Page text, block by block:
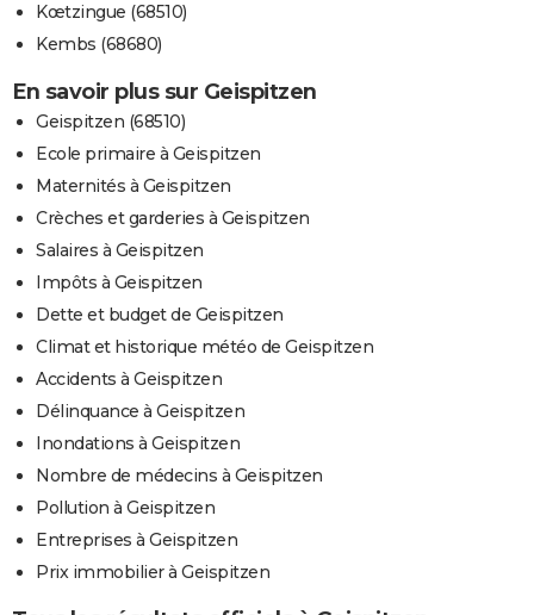
Kœtzingue (68510)
Kembs (68680)
En savoir plus sur Geispitzen
Geispitzen (68510)
Ecole primaire à Geispitzen
Maternités à Geispitzen
Crèches et garderies à Geispitzen
Salaires à Geispitzen
Impôts à Geispitzen
Dette et budget de Geispitzen
Climat et historique météo de Geispitzen
Accidents à Geispitzen
Délinquance à Geispitzen
Inondations à Geispitzen
Nombre de médecins à Geispitzen
Pollution à Geispitzen
Entreprises à Geispitzen
Prix immobilier à Geispitzen